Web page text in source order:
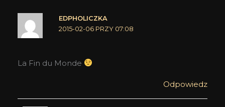
EDPHOLICZKA
2015-02-06 PRZY 07:08
La Fin du Monde
Odpowiedz